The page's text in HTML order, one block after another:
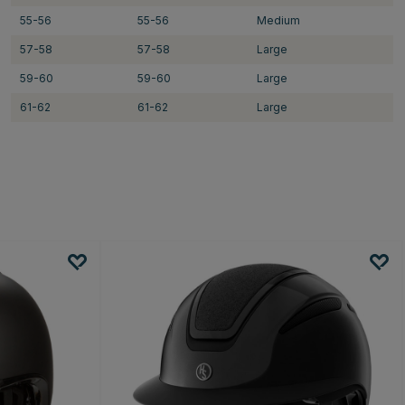
55-56 55-56 Medium
57-58 57-58 Large
59-60 59-60 Large
61-62 61-62 Large